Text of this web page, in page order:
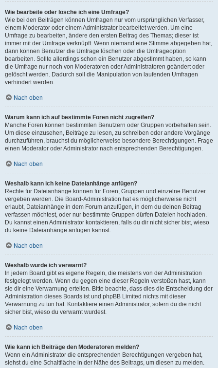
Wie bearbeite oder lösche ich eine Umfrage?
Wie bei den Beiträgen können Umfragen nur vom ursprünglichen Verfasser,
einem Moderator oder einem Administrator bearbeitet werden. Um eine
Umfrage zu bearbeiten, ändere den ersten Beitrag des Themas; dieser ist
immer mit der Umfrage verknüpft. Wenn niemand eine Stimme abgegeben hat,
dann können Benutzer die Umfrage löschen oder die Umfrageoption
bearbeiten. Sollte allerdings schon ein Benutzer abgestimmt haben, so kann
die Umfrage nur noch von Moderatoren oder Administratoren geändert oder
gelöscht werden. Dadurch soll die Manipulation von laufenden Umfragen
verhindert werden.
Nach oben
Warum kann ich auf bestimmte Foren nicht zugreifen?
Manche Foren können bestimmten Benutzern oder Gruppen vorbehalten sein.
Um diese einzusehen, Beiträge zu lesen, zu schreiben oder andere Vorgänge
durchzuführen, brauchst du möglicherweise besondere Berechtigungen. Frage
einen Moderator oder Administrator nach entsprechenden Berechtigungen.
Nach oben
Weshalb kann ich keine Dateianhänge anfügen?
Rechte für Dateianhänge können für Foren, Gruppen und einzelne Benutzer
vergeben werden. Die Board-Administration hat es möglicherweise nicht
erlaubt, Dateianhänge in dem Forum anzufügen, in dem du deinen Beitrag
verfassen möchtest, oder nur bestimmte Gruppen dürfen Dateien hochladen.
Du kannst einen Administrator kontaktieren, falls du dir nicht sicher bist, wieso
du keine Dateianhänge anfügen kannst.
Nach oben
Weshalb wurde ich verwarnt?
In jedem Board gibt es eigene Regeln, die meistens von der Administration
festgelegt werden. Wenn du gegen eine dieser Regeln verstoßen hast, kann
sie dir eine Verwarnung erteilen. Bitte beachte, dass dies die Entscheidung der
Administration dieses Boards ist und phpBB Limited nichts mit dieser
Verwarnung zu tun hat. Kontaktiere einen Administrator, sofern du die nicht
sicher bist, wieso du verwarnt wurdest.
Nach oben
Wie kann ich Beiträge den Moderatoren melden?
Wenn ein Administrator die entsprechenden Berechtigungen vergeben hat,
siehst du eine Schaltfläche in der Nähe des Beitrags, um diesen zu melden.